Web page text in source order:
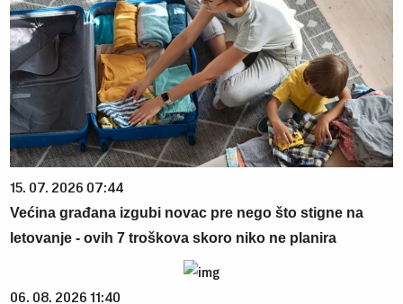
15. 07. 2026 07:44
Većina građana izgubi novac pre nego što stigne na
letovanje - ovih 7 troškova skoro niko ne planira
06. 08. 2026 11:40